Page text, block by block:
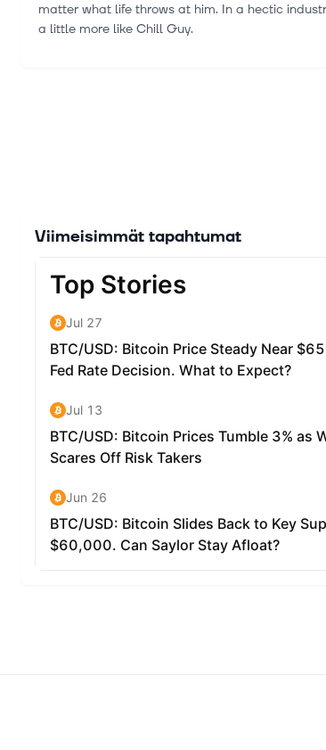
matter what life throws at him. In a hectic
a little more like Chill Guy.
Viimeisimmät tapahtumat